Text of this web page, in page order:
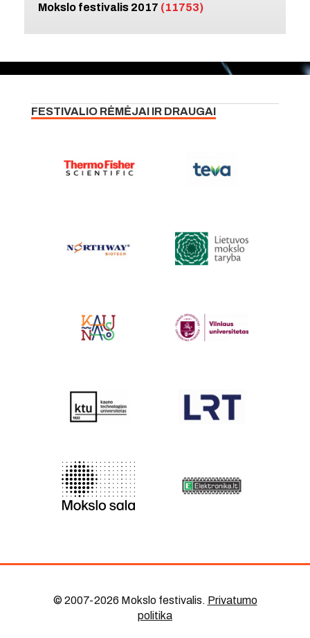
Mokslo festivalis 2017 (11753)
FESTIVALIO RĖMĖJAI IR DRAUGAI
© 2007-2026 Mokslo festivalis. Privatumo
politika